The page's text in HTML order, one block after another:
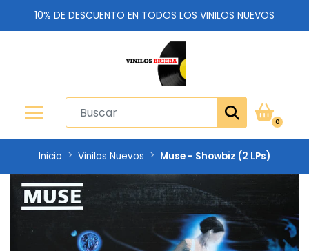
10% DE DESCUENTO EN TODOS LOS VINILOS NUEVOS
0
Inicio Vinilos Nuevos Muse - Showbiz (2 LPs)